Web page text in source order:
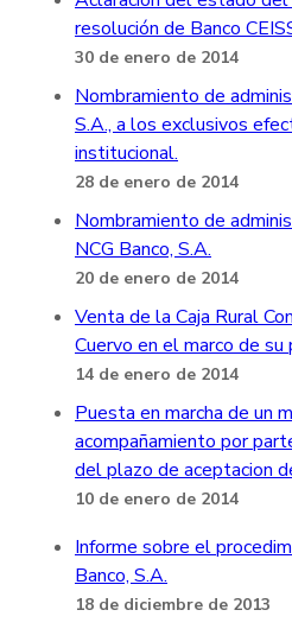
resolución de Banco
30 de enero de 2014
Nombramiento de
S.A., a los exclusivos
institucional.
28 de enero de 2014
Nombramiento de
NCG Banco, S.A.
20 de enero de 2014
Venta de la Caja Rural
Cuervo en el marco de
14 de enero de 2014
Puesta en marcha de un
acompañamiento por
del plazo de aceptacion
10 de enero de 2014
Informe sobre el
Banco, S.A.
18 de diciembre de 2013